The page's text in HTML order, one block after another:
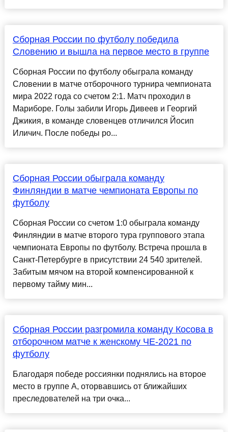
Сборная России по футболу победила
Словению и вышла на первое место в группе
Сборная России по футболу обыграла команду
Словении в матче отборочного турнира чемпионата
мира 2022 года со счетом 2:1. Матч проходил в
Мариборе. Голы забили Игорь Дивеев и Георгий
Джикия, в команде словенцев отличился Йосип
Иличич. После победы ро...
Сборная России обыграла команду
Финляндии в матче чемпионата Европы по
футболу
Сборная России со счетом 1:0 обыграла команду
Финляндии в матче второго тура группового этапа
чемпионата Европы по футболу. Встреча прошла в
Санкт-Петербурге в присутствии 24 540 зрителей.
Забитым мячом на второй компенсированной к
первому тайму мин...
Сборная России разгромила команду Косова в
отборочном матче к женскому ЧЕ-2021 по
футболу
Благодаря победе россиянки поднялись на второе
место в группе А, оторвавшись от ближайших
преследователей на три очка...